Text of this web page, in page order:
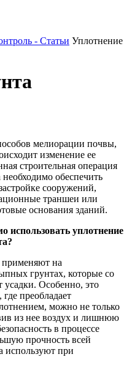
- Статьи Уплотнение
мелиорации почвы,
изменение ее
строительная операция
необходимо обеспечить
сооружений,
траншеи или
основания зданий.
использовать уплотнение
на
грунтах, которые со
Особенно, это
преобладает
можно не только
из нее воздух и лишнюю
в процессе
прочность всей
используют при